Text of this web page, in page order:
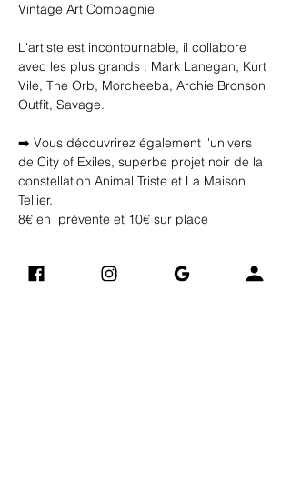
Vintage Art Compagnie
L'artiste est incontournable, il collabore
avec les plus grands : Mark Lanegan, Kurt
Vile, The Orb, Morcheeba, Archie Bronson
Outfit, Savage.
➡️ Vous découvrirez également l'univers
de City of Exiles, superbe projet noir de la
constellation Animal Triste et La Maison
Tellier.
8€ en  prévente et 10€ sur place